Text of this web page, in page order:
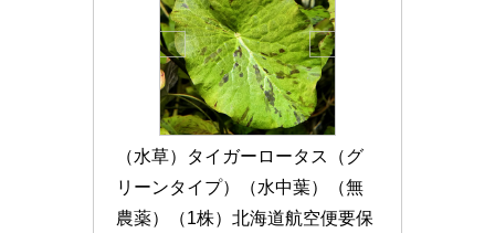
（水草）タイガーロータス（グ
リーンタイプ）（水中葉）（無
農薬）（1株）北海道航空便要保